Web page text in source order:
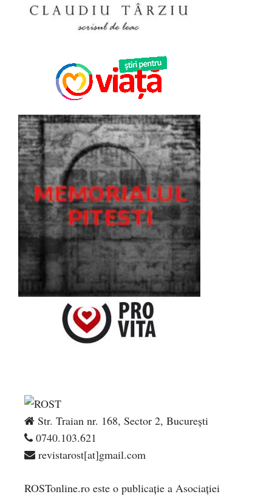
Str. Traian nr. 168, Sector 2, București
0740.103.621
revistarost[at]gmail.com
ROSTonline.ro este o publicaţie a Asociaţiei